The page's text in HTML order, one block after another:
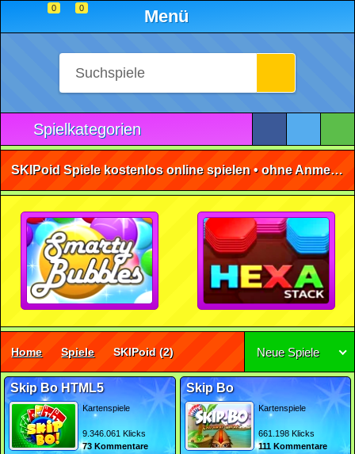
0 0 Menü
Spielkategorien
SKIPoid Spiele kostenlos online spielen • ohne Anmeldung 🕹️
Home Spiele SKIPoid (2) Neue Spiele
Skip Bo HTML5
Kartenspiele
9.346.061 Klicks
73 Kommentare
Skip Bo
Kartenspiele
661.198 Klicks
111 Kommentare